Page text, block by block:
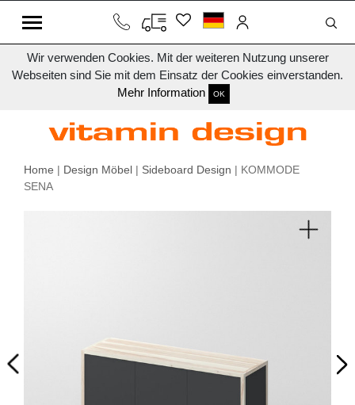
Wir verwenden Cookies. Mit der weiteren Nutzung unserer
Webseiten sind Sie mit dem Einsatz der Cookies einverstanden.
Mehr Information
OK
Home | Design Möbel | Sideboard Design | KOMMODE
SENA